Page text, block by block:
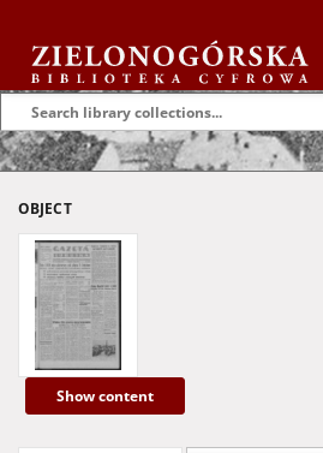
OBJECT
Show content